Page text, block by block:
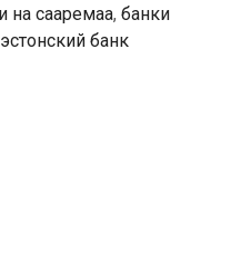
на сааремаа, банки
эстонский банк